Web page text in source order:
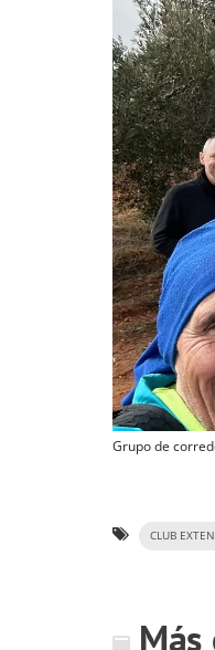
Grupo de
CLUB